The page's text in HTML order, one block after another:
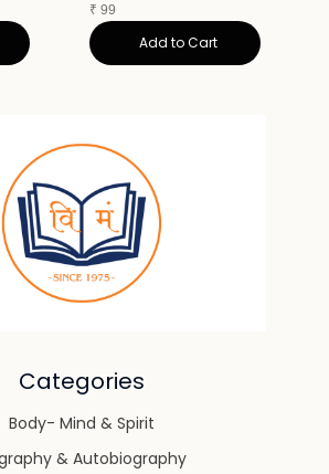
₹ 99
Add to Cart
Categories
Body- Mind & Spirit
& Autobiography